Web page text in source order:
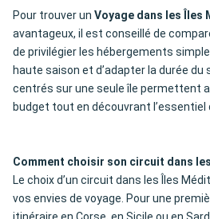
Pour trouver un Voyage dans les Îles
avantageux, il est conseillé de
de privilégier les hébergements
haute saison et d’adapter la durée du
centrés sur une seule île permettent
budget tout en découvrant l’essentiel
Comment choisir son circuit dans
Le choix d’un circuit dans les Îles
vos envies de voyage. Pour une